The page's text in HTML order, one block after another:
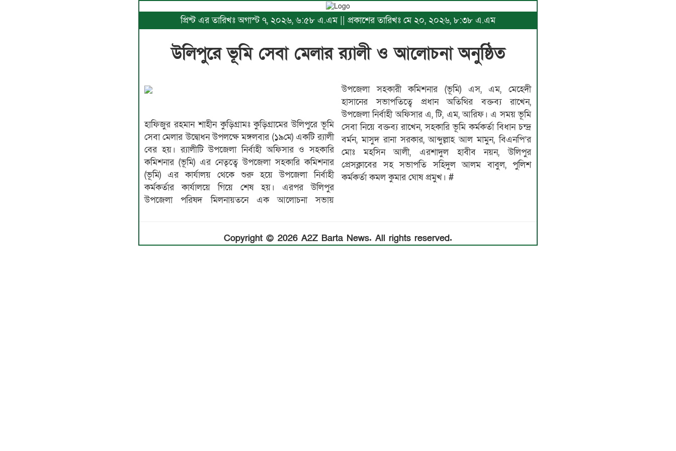
প্রিন্ট এর তারিখঃ অগাস্ট ৭, ২০২৬, ৬:৫৮ এ.এম || প্রকাশের তারিখঃ মে ২০, ২০২৬, ৮:৩৮ এ.এম
উলিপুরে ভূমি সেবা মেলার র‍্যালী ও আলোচনা অনুষ্ঠিত
হাফিজুর রহমান শাহীন কুড়িগ্রামঃ কুড়িগ্রামের উলিপুরে ভূমি
সেবা মেলার উদ্বোধন উপলক্ষে মঙ্গলবার (১৯মে) একটি র‍্যালী
বের হয়। র‍্যালীটি উপজেলা নির্বাহী অফিসার ও সহকারি
কমিশনার (ভূমি) এর নেতৃত্বে উপজেলা সহকারি কমিশনার
(ভূমি) এর কার্যালয় থেকে শুরু হয়ে উপজেলা নির্বাহী
কর্মকর্তার কার্যালয়ে গিয়ে শেষ হয়। এরপর উলিপুর
উপজেলা পরিষদ মিলনায়তনে এক আলোচনা সভায়
উপজেলা সহকারী কমিশনার (ভূমি) এস, এম, মেহেদী
হাসানের সভাপতিত্বে প্রধান অতিথির বক্তব্য রাখেন,
উপজেলা নির্বাহী অফিসার এ, টি, এম, আরিফ। এ সময় ভূমি
সেবা নিয়ে বক্তব্য রাখেন, সহকারি ভূমি কর্মকর্তা বিধান চন্দ্র
বর্মন, মাসুদ রানা সরকার, আব্দুল্লাহ আল মামুন, বিএনপি’র
মোঃ মহসিন আলী, এরশাদুল হাবীব নয়ন, উলিপুর
প্রেসক্লাবের সহ সভাপতি সহিদুল আলম বাবুল, পুলিশ
কর্মকর্তা কমল কুমার ঘোষ প্রমুখ। #
Copyright © 2026 A2Z Barta News. All rights reserved.